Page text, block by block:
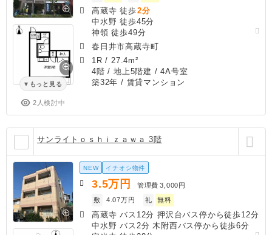
もっと見る
2人検討中
高蔵寺 徒歩2分
中水野 徒歩45分
神領 徒歩49分
春日井市高蔵寺町
1R / 27.4m²
4階 / 地上5階建 / 4A号室
築32年 / 賃貸マンション
サンライトｏｓｈｉｚａｗａ 3階
NEW イチオシ物件
3.5万円 管理費 3,000円
敷
4.07万円 礼 無料
高蔵寺 バス12分 押沢台バス停から徒歩12分
中水野 バス2分 木附西バス停から徒歩6分